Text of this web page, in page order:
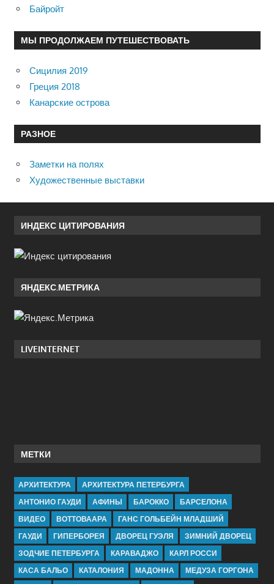
Байройт
МЫ ПРОДОЛЖАЕМ ПУТЕШЕСТВОВАТЬ
Сицилия 2019
Греция 2018
Канарские острова
РАЗНОЕ
Заметки на полях
Художественные выставки
ИНДЕКС ЦИТИРОВАНИЯ
ЯНДЕКС.МЕТРИКА
LIVEINTERNET
МЕТКИ
АРХИТЕКТУРА
АРХИТЕКТУРА ПЕТЕРБУРГА
АНТОНИО ГАУДИ
АФИНЫ БАРОККО
БАРСЕЛОНА
ВИДЕО
ВОТТОВААРА
ГАНС ГОЛЬБЕЙН МЛАДШИЙ
ГАУДИ
ГИПЕРБОРЕЯ ДВОРЕЦ ГУЭЛЯ
ЗИМНИЙ ДВОРЕЦ
ЗОДЧИЕ ПЕТЕРБУРГА
КАРАВАДЖО
КАРЛ РОССИ
КАСА БАЛЬО
КАТАЛОНИЯ МАДОННА
МЕДУЗА ГОРГОНА